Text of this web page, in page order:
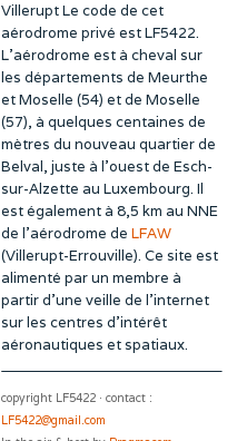
Villerupt Le code de cet
aérodrome privé est LF5422.
L’aérodrome est à cheval sur
les départements de Meurthe
et Moselle (54) et de Moselle
(57), à quelques centaines de
mètres du nouveau quartier de
Belval, juste à l’ouest de Esch-
sur-Alzette au Luxembourg. Il
est également à 8,5 km au NNE
de l’aérodrome de LFAW
(Villerupt-Errouville). Ce site est
alimenté par un membre à
partir d’une veille de l’internet
sur les centres d’intérêt
aéronautiques et spatiaux.
copyright LF5422 · contact :
LF5422@gmail.com